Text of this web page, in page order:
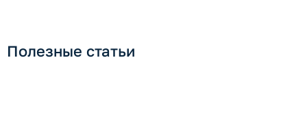
Полезные статьи